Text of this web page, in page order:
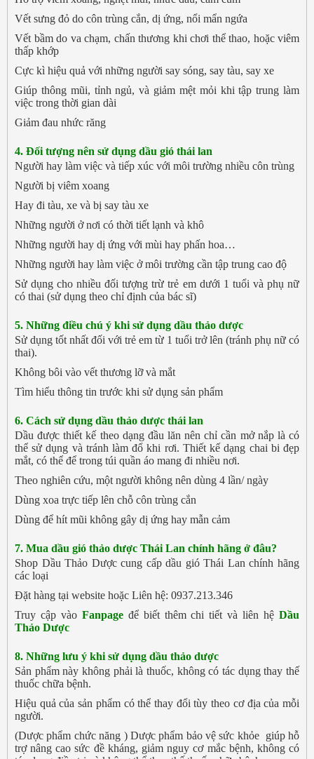
Vết sưng đỏ do côn trùng cắn, dị ứng, nổi mẩn ngứa
Vết bầm do va chạm, chấn thương khi chơi thể thao, hoặc viêm
thấp khớp
Cực kì hiệu quả với những người say sóng, say tàu, say xe
Giúp thông mũi, tỉnh ngủ, và giảm mệt mỏi khi tập trung làm
việc trong thời gian dài
Giảm đau nhức răng
4. Đối tượng nên sử dụng dầu gió thái lan
Người hay làm việc và tiếp xúc với môi trường nhiều côn trùng
Người bị viêm xoang
Hay đi tàu, xe và bị say tàu xe
Những người ở nơi có thời tiết lạnh và khô
Những người hay dị ứng với mùi hay phấn hoa…
Những người hay làm việc ở môi trường cần tập trung cao độ
Sử dụng cho nhiều đối tượng trừ trẻ em dưới 1 tuổi và phụ nữ
có thai (sử dụng theo chỉ định của bác sĩ)
5. Những điều chú ý khi sử dụng dầu thảo dược
Sử dụng tốt nhất đối với trẻ em từ 1 tuổi trở lên (tránh phụ nữ có
thai).
Không bôi vào vết thương lỡ và mắt
Tìm hiểu thông tin trước khi sử dụng sản phẩm
6. Cách sử dụng dầu thảo dược thái lan
Dầu được thiết kế theo dạng đầu lăn nên chỉ cần mở nắp là có
thể sử dụng và tránh làm đổ khi rơi. Thiết kế dạng chai bi đẹp
mắt, có thể để trong túi quần áo mang đi nhiều nơi.
Theo nghiên cứu, một người không nên dùng 4 lần/ ngày
Dùng xoa trực tiếp lên chỗ côn trùng cắn
Dùng để hít mũi không gây dị ứng hay mẫn cảm
7. Mua dầu gió thảo dược Thái Lan chính hãng ở đâu?
Shop Dầu Thảo Dược cung cấp dầu gió Thái Lan chính hãng
các loại
Đặt hàng tại website hoặc Liên hệ: 0937.213.346
Truy cập vào Fanpageđể biết thêm chi tiết và liên hệ Dầu
Thảo Dược
8. Những lưu ý khi sử dụng dầu thảo dược
Sản phẩm này không phải là thuốc, không có tác dụng thay thế
thuốc chữa bệnh.
Hiệu quả của sản phẩm có thể thay đổi tùy theo cơ địa của mỗi
người.
(Dược phẩm chức năng ) Dược phẩm bảo vệ sức khỏe giúp hỗ
trợ nâng cao sức đề kháng, giảm nguy cơ mắc bệnh, không có